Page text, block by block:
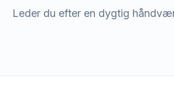
Leder du efter en dygtig